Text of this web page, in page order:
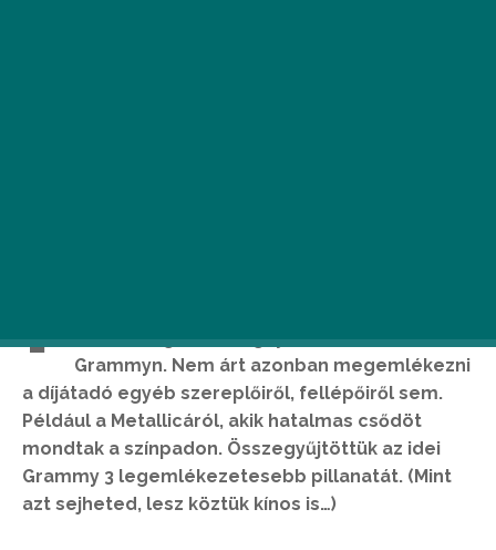
I
főbb kategóriát megnyerte az idei
Grammyn. Nem árt azonban megemlékezni
a díjátadó egyéb szereplőiről, fellépőiről sem.
Például a Metallicáról, akik hatalmas csődöt
mondtak a színpadon. Összegyűjtöttük az idei
Grammy 3 legemlékezetesebb pillanatát. (Mint
azt sejheted, lesz köztük kínos is…)